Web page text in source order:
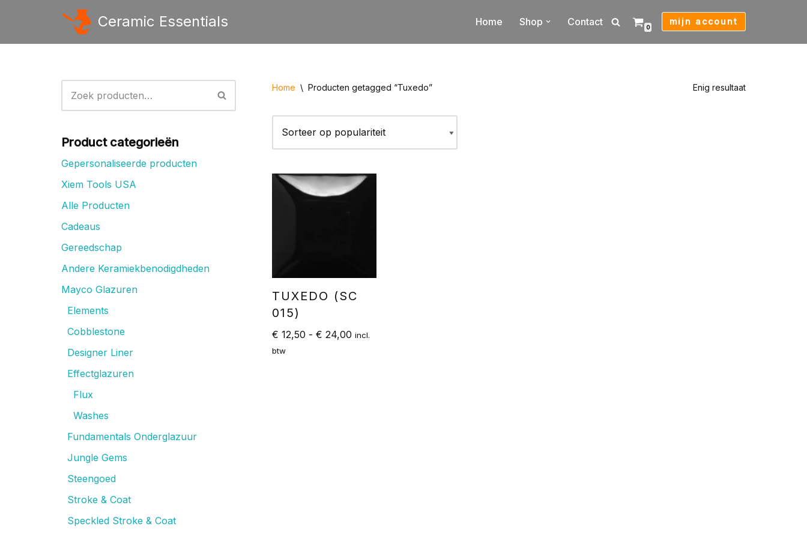
naar
Ceramic Essentials Home Shop Contact 0
mijn account
Product categorieën
Gepersonaliseerde producten
Xiem Tools USA
Alle Producten
Cadeaus
Gereedschap
Andere Keramiekbenodigdheden
Mayco Glazuren
Elements
Cobblestone
Designer Liner
Effectglazuren
Flux
Washes
Fundamentals Onderglazuur
Jungle Gems
Steengoed
Stroke & Coat
Speckled Stroke & Coat
Home \ Producten getagged “Tuxedo” Enig resultaat
TUXEDO (SC
015)
€ 12,50 - € 24,00 incl.
btw